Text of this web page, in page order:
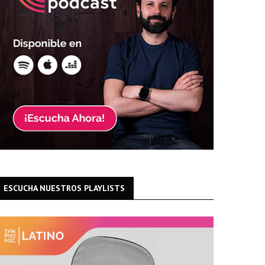
ESCUCHA NUESTROS PLAYLISTS